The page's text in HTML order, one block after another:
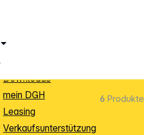
6 Produkte
Sendungsverfolgung
Downloads
mein DGH
Leasing
Verkaufsunterstützung